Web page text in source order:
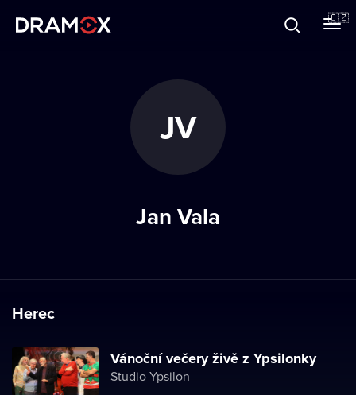
🇨🇿
JV
Jan Vala
Herec
Vánoční večery živě z Ypsilonky
Studio Ypsilon